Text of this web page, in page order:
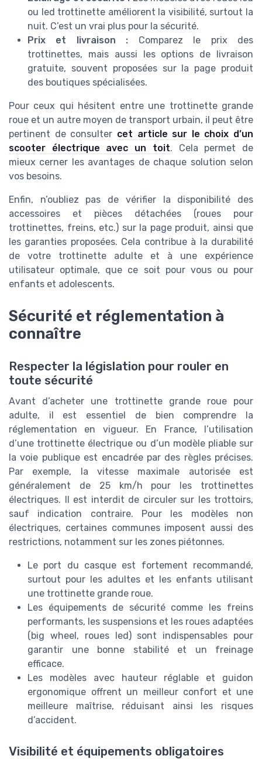
ou led trottinette améliorent la visibilité, surtout la
nuit. C’est un vrai plus pour la sécurité.
Prix et livraison : Comparez le prix des
trottinettes, mais aussi les options de livraison
gratuite, souvent proposées sur la page produit
des boutiques spécialisées.
Pour ceux qui hésitent entre une trottinette grande
roue et un autre moyen de transport urbain, il peut être
pertinent de consulter cet article sur le choix d’un
scooter électrique avec un toit. Cela permet de
mieux cerner les avantages de chaque solution selon
vos besoins.
Enfin, n’oubliez pas de vérifier la disponibilité des
accessoires et pièces détachées (roues pour
trottinettes, freins, etc.) sur la page produit, ainsi que
les garanties proposées. Cela contribue à la durabilité
de votre trottinette adulte et à une expérience
utilisateur optimale, que ce soit pour vous ou pour
enfants et adolescents.
Sécurité et réglementation à
connaître
Respecter la législation pour rouler en
toute sécurité
Avant d’acheter une trottinette grande roue pour
adulte, il est essentiel de bien comprendre la
réglementation en vigueur. En France, l’utilisation
d’une trottinette électrique ou d’un modèle pliable sur
la voie publique est encadrée par des règles précises.
Par exemple, la vitesse maximale autorisée est
généralement de 25 km/h pour les trottinettes
électriques. Il est interdit de circuler sur les trottoirs,
sauf indication contraire. Pour les modèles non
électriques, certaines communes imposent aussi des
restrictions, notamment sur les zones piétonnes.
Le port du casque est fortement recommandé,
surtout pour les adultes et les enfants utilisant
une trottinette grande roue.
Les équipements de sécurité comme les freins
performants, les suspensions et les roues adaptées
(big wheel, roues led) sont indispensables pour
garantir une bonne stabilité et un freinage
efficace.
Les modèles avec hauteur réglable et guidon
ergonomique offrent un meilleur confort et une
meilleure maîtrise, réduisant ainsi les risques
d’accident.
Visibilité et équipements obligatoires